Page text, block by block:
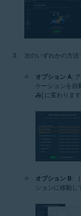
次のいずれかの方法
オプション A:
ケーションを自
み] に変わります
オプション B: ［
ションに移動し